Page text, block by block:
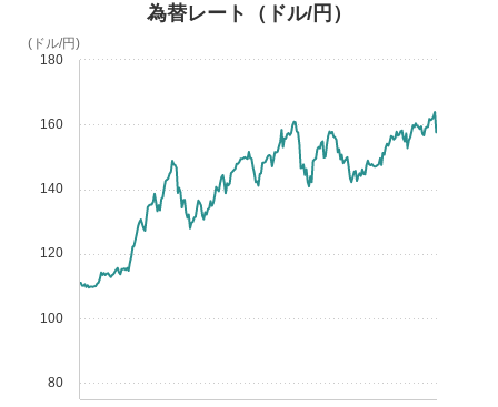
為替レート（ドル/円）
80
100
120
140
160
180
(ドル/円)